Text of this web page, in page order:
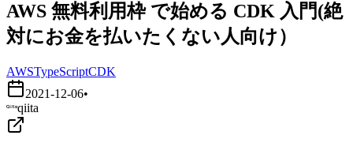
AWS 無料利用枠 で始める CDK 入門(絶
対にお金を払いたくない人向け）
AWSTypeScriptCDK
2021-12-06•
qiita